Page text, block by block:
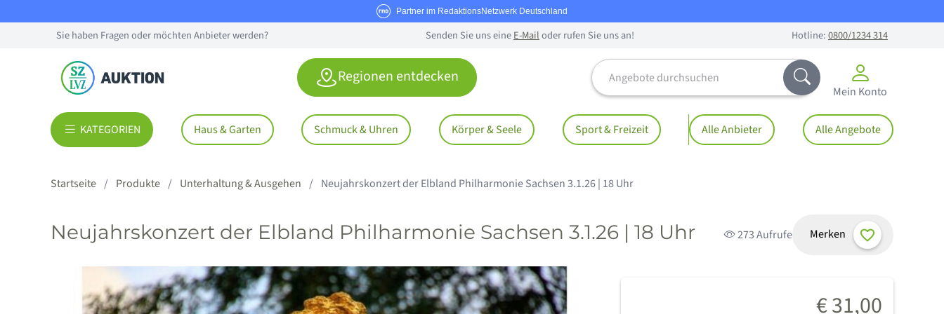
Partner im RedaktionsNetzwerk Deutschland
Sie haben Fragen oder möchten Anbieter werden? Senden Sie uns eineE-Mailoder rufen Sie uns an! Hotline:0800/1234 314
Regionen entdecken
Angebote durchsuchen
Abschicken
Mein Konto
KATEGORIEN Haus & Garten Schmuck & Uhren Körper & Seele Sport & Freizeit Alle Anbieter Alle Angebote
Startseite Produkte Unterhaltung & Ausgehen Neujahrskonzert der Elbland Philharmonie Sachsen 3.1.26 | 18 Uhr
Neujahrskonzert der Elbland Philharmonie Sachsen 3.1.26 | 18 Uhr 273 Aufrufe Merken
€ 31,00